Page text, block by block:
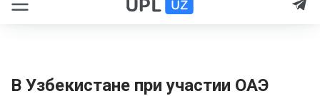
В Узбекистане при участии ОАЭ